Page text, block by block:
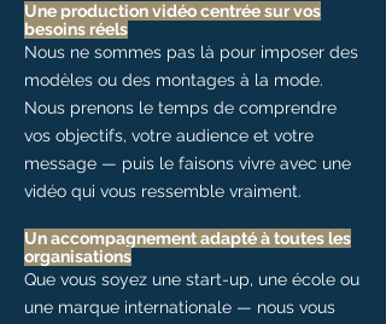
Une production vidéo centrée sur vos
besoins réels
Nous ne sommes pas là pour imposer des
modèles ou des montages à la mode.
Nous prenons le temps de comprendre
vos objectifs, votre audience et votre
message — puis le faisons vivre avec une
vidéo qui vous ressemble vraiment.​
Un accompagnement adapté à toutes les
organisations
Que vous soyez une start-up, une école ou
une marque internationale — nous vous